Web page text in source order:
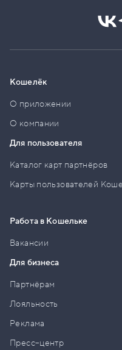
Кошелёк
О приложении
О компании
Для пользователя
Каталог карт партнёров
Карты пользователей
Работа в Кошельке
Вакансии
Для бизнеса
Партнёрам
Лояльность
Реклама
Пресс–центр